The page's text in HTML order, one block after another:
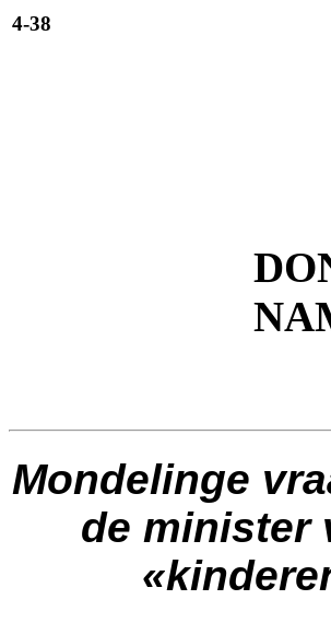
4-38
Mondelinge
de minister